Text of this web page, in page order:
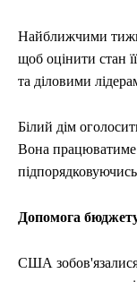
Найближчими
щоб оцінити стан
та діловими
Білий дім
Вона працюватиме
Допомога
США